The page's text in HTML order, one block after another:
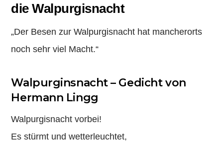
die Walpurgisnacht
„Der Besen zur Walpurgisnacht hat mancherorts
noch sehr viel Macht.“
Walpurginsnacht – Gedicht von
Hermann Lingg
Walpurgisnacht vorbei!
Es stürmt und wetterleuchtet,